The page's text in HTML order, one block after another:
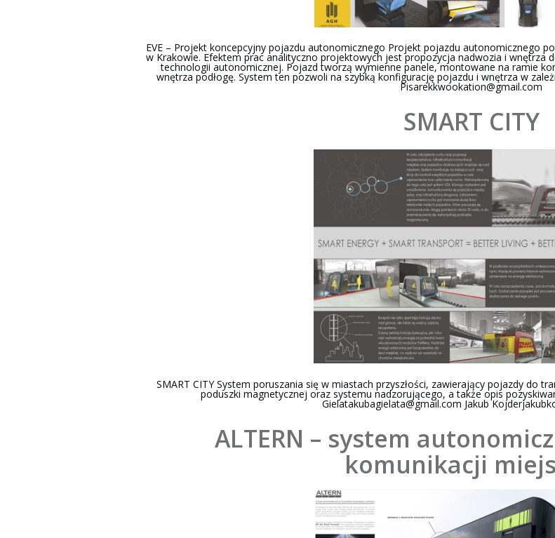
EVE – Projekt koncepcyjny pojazdu autonomicznego Projekt pojazdu autonomicznego
w Krakowie. Efektem prac analityczno projektowych jest propozycja nadwozia i
technologii autonomicznej. Pojazd tworzą wymienne panele, montowane na ramie
wnętrza podłogę. System ten pozwoli na szybką konfigurację pojazdu i wnętrza w
Pisarekkwookation@gmail.com
SMART CITY
SMART CITY System poruszania się w miastach przyszłości, zawierający pojazdy do
poduszki magnetycznej oraz systemu nadzorującego, a także opis
Gielatakubagielata@gmail.com Jakub
ALTERN – system
komunikacji